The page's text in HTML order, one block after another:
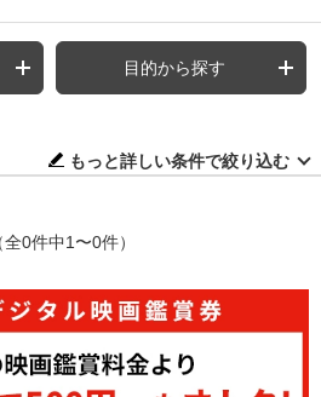
目的から探す
もっと詳しい条件で絞り込む
全0件中1〜0件）